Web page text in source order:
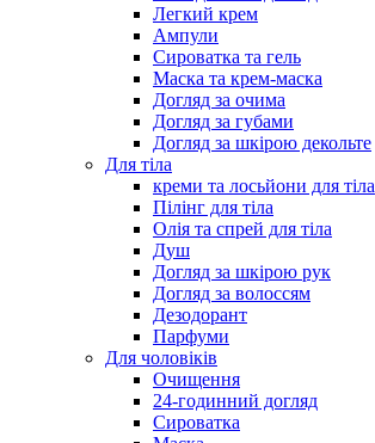
Легкий крем
Ампули
Сироватка та гель
Маска та крем-маска
Догляд за очима
Догляд за губами
Догляд за шкірою декольте
Для тіла
креми та лосьйони для тіла
Пілінг для тіла
Олія та спрей для тіла
Душ
Догляд за шкірою рук
Догляд за волоссям
Дезодорант
Парфуми
Для чоловіків
Очищення
24-годинний догляд
Сироватка